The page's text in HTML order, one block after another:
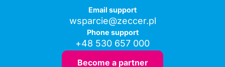
Email support
wsparcie@zeccer.pl
Phone support
+48 530 657 000
Become a partner